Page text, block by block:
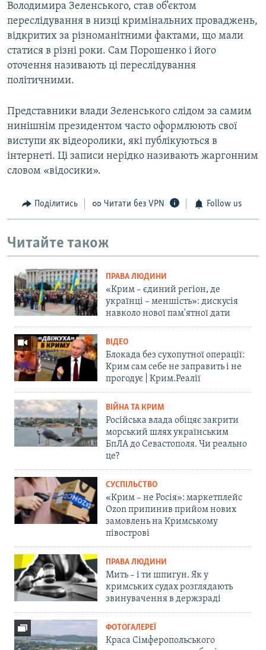
Володимира Зеленського, став об’єктом
переслідування в низці кримінальних проваджень,
відкритих за різноманітними фактами, що мали
статися в різні роки. Сам Порошенко і його
оточення називають ці переслідування
політичними.
Представники влади Зеленського слідом за самим
нинішнім президентом часто оформлюють свої
виступи як відеоролики, які публікуються в
інтернеті. Ці записи нерідко називають жаргонним
словом «відосики».
Поділитись Читати без VPN Follow us
Читайте також
ПРАВА ЛЮДИНИ
«Крим – єдиний регіон, де
українці – меншість»: дискусія
навколо нової пам'ятної дати
ВІДЕО
Блокада без сухопутної операції:
Крим сам себе не заправить і не
прогодує | Крим.Реалії
ВІЙНА ТА КРИМ
Російська влада обіцяє закрити
морський шлях українським
БпЛА до Севастополя. Чи реально
це?
СУСПІЛЬСТВО
«Крим – не Росія»: маркетплейс
Ozon припинив прийом нових
замовлень на Кримському
півострові
ПРАВА ЛЮДИНИ
Мить – і ти шпигун. Як у
кримських судах розглядають
звинувачення в держзраді
ФОТОГАЛЕРЕЇ
Краса Сімферопольського